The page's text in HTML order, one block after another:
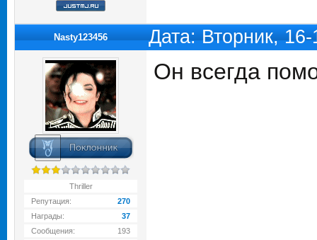
Nasty123456 Дата: Вторник,
Thriller
Репутация:
270
Награды:
37
Сообщения:
193
Он всегда